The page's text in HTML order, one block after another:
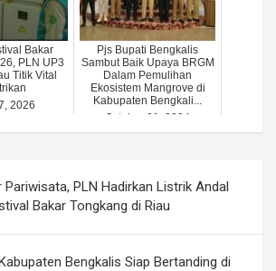
Bakar
PLN UP3
Titik Vital
2026
Pjs Bupati Bengkalis
Sambut Baik Upaya BRGM
Dalam Pemulihan
Ekosistem Mangrove di
Kabupaten Bengkali...
October 21, 2024
Pariwisata, PLN Hadirkan Listrik Andal
Bakar Tongkang di Riau
Bengkalis Siap Bertanding di